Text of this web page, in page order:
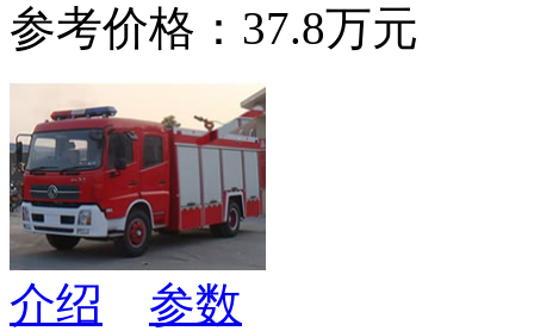
参考价格：37.8万元
介绍
参数